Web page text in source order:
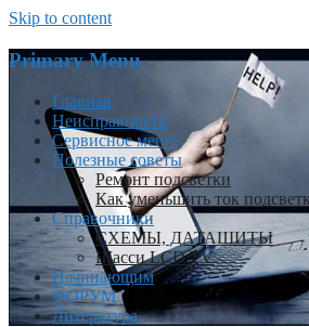
Skip to content
Primary Menu
Главная
Неисправности
Сервисное меню
Полезные советы
Ремонт подсветки
Как уменьшить ток
Справочники
СХЕМЫ, ДАТАШИТЫ
Шасси LCD TV
Начинающим
ФОРУМ
Литература